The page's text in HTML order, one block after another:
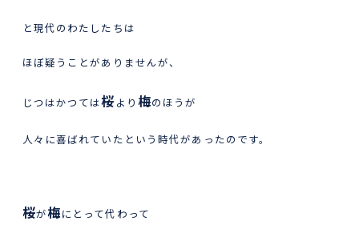
と現代のわたしたちは
ほぼ疑うことがありませんが、
じつはかつては桜 より 梅のほうが
人々に喜ばれていたという時代があったのです。
桜が梅にとって代わって